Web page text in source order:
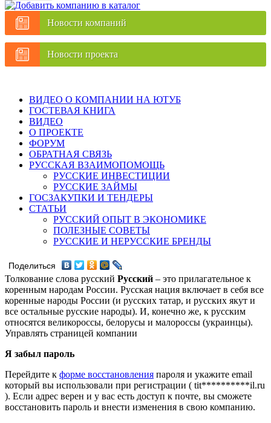
Новости компаний
Новости проекта
ВИДЕО О КОМПАНИИ НА ЮТУБ
ГОСТЕВАЯ КНИГА
ВИДЕО
О ПРОЕКТЕ
ФОРУМ
ОБРАТНАЯ СВЯЗЬ
РУССКАЯ ВЗАИМОПОМОЩЬ
РУССКИЕ ИНВЕСТИЦИИ
РУССКИЕ ЗАЙМЫ
ГОСЗАКУПКИ И ТЕНДЕРЫ
СТАТЬИ
РУССКИЙ ОПЫТ В ЭКОНОМИКЕ
ПОЛЕЗНЫЕ СОВЕТЫ
РУССКИЕ И НЕРУССКИЕ БРЕНДЫ
Поделиться
Толкование слова русский Русский – это прилагательное к
коренным народам России. Русская нация включает в себя все
коренные народы России (и русских татар, и русских якут и
все остальные русские народы). И, конечно же, к русским
относятся великороссы, белорусы и малороссы (украинцы).
Управлять страницей компании
Я забыл пароль
Перейдите к форме восстановления пароля и укажите email
который вы использовали при регистрации ( tit**********il.ru
). Если адрес верен и у вас есть доступ к почте, вы сможете
восстановить пароль и внести изменения в свою компанию.